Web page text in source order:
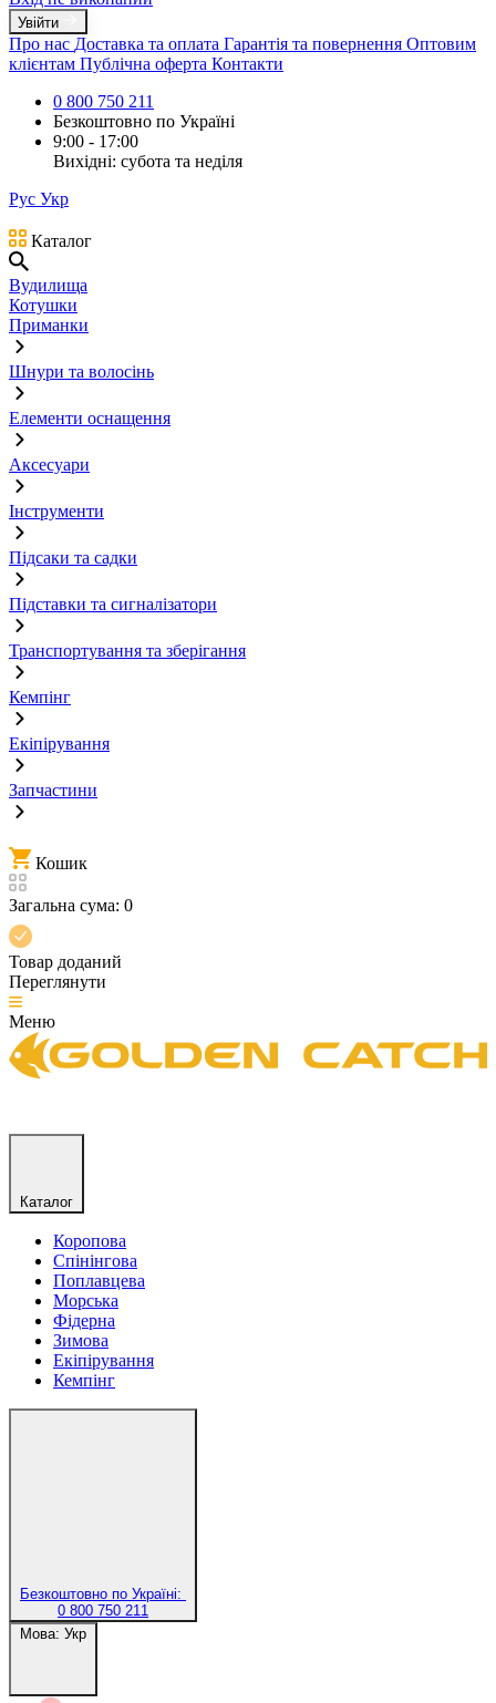
Увійти
Про нас Доставка та оплата Гарантія та повернення Оптовим
клієнтам Публічна оферта Контакти
0 800 750 211
Безкоштовно по Україні
9:00 - 17:00
Вихідні: субота та неділя
Рус Укр
Каталог
Вудилища
Котушки
Приманки
Шнури та волосінь
Елементи оснащення
Аксесуари
Інструменти
Підсаки та садки
Підставки та сигналізатори
Транспортування та зберігання
Кемпінг
Екіпірування
Запчастини
Кошик
Загальна сума: 0
Товар доданий
Переглянути
Меню
Каталог
Коропова
Спінінгова
Поплавцева
Морська
Фідерна
Зимова
Екіпірування
Кемпінг
Безкоштовно по Україні:
0 800 750 211
Мова: Укр